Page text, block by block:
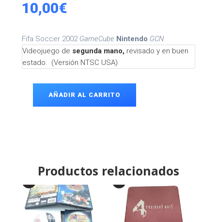
10,00€
Fifa Soccer 2002 GameCube Nintendo GCN
Videojuego de segunda mano, revisado y en buen
estado. (Versión NTSC USA)
Soccer
AÑADIR AL CARRITO
Productos relacionados